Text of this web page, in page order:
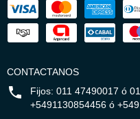
CONTACTANOS
Fijos: 011 47490017 ó
+5491130854456 ó